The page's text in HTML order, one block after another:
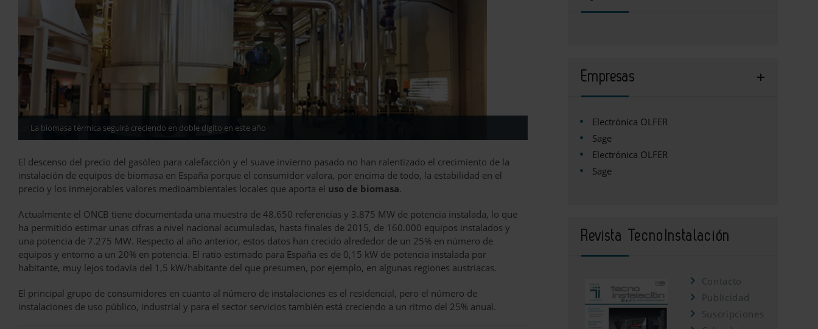
La biomasa térmica seguirá creciendo en doble dígito en este año
El descenso del precio del gasóleo para calefacción y el suave invierno pasado no han ralentizado el crecimiento de la
instalación de equipos de biomasa en España porque el consumidor valora, por encima de todo, la estabilidad en el
precio y los inmejorables valores medioambientales locales que aporta el uso de biomasa.
Actualmente el ONCB tiene documentada una muestra de 48.650 referencias y 3.875 MW de potencia instalada, lo que
ha permitido estimar unas cifras a nivel nacional acumuladas, hasta finales de 2015, de 160.000 equipos instalados y
una potencia de 7.275 MW. Respecto al año anterior, estos datos han crecido alrededor de un 25% en número de
equipos y entorno a un 20% en potencia. El ratio estimado para España es de 0,15 kW de potencia instalada por
habitante, muy lejos todavía del 1,5 kW/habitante del que presumen, por ejemplo, en algunas regiones austriacas.
El principal grupo de consumidores en cuanto al número de instalaciones es el residencial, pero el número de
instalaciones de uso público, industrial y para el sector servicios también está creciendo a un ritmo del 25% anual.
Empresas
Electrónica OLFER
Sage
Electrónica OLFER
Sage
Revista TecnoInstalación
Contacto
Publicidad
Suscripciones